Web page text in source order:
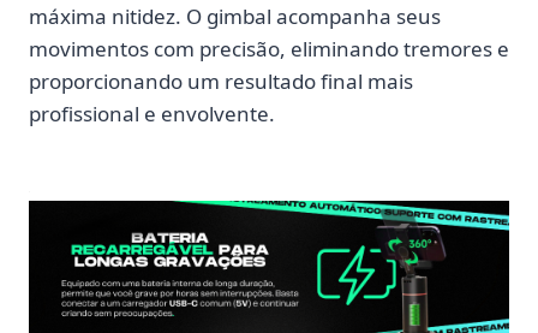
máxima nitidez. O gimbal acompanha seus
movimentos com precisão, eliminando tremores e
proporcionando um resultado final mais
profissional e envolvente.